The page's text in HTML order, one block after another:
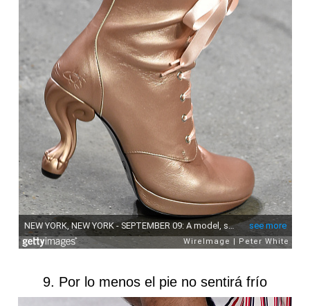
9. Por lo menos el pie no sentirá frío